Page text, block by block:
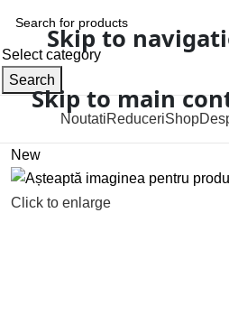
Skip to
Skip to main
Select category
Search
NoutatiReduceriShop
New
Click to enlarge